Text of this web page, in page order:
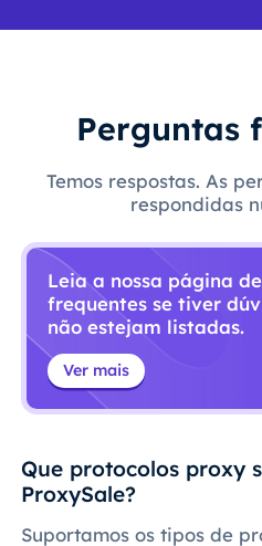
Perguntas
Temos respostas. As
respondidas
Leia a nossa página
frequentes se tiver
não estejam listadas.
Ver mais
Que protocolos proxy
ProxySale?
Suportamos os tipos de